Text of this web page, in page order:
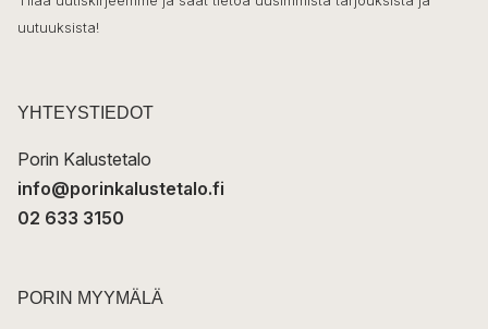
k
t
uutuuksista!
YHTEYSTIEDOT
Porin Kalustetalo
info@porinkalustetalo.fi
02 633 3150
PORIN MYYMÄLÄ